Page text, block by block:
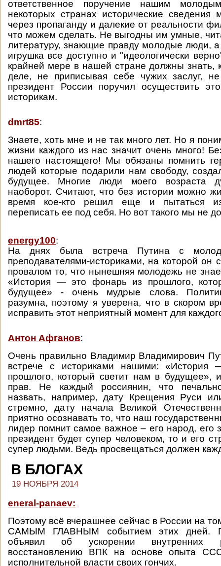
ответственное поручение нашим
некоторых странах исторические сведения
через пропаганду и далекие от реальности
что можем сделать. Не выгодны им умные,
литературу, знающие правду молодые люди,
игрушка все доступно и "идеологически
крайней мере в нашей стране должны знать,
деле, не приписывая себе чужих заслуг,
президент России поручил осуществить
историкам.
dmrt85:
Знаете, хоть мне и не так много лет. Но я
жизни каждого из нас значит очень много!
нашего настоящего! Мы обязаны помнить
людей которые подарили нам свободу,
будущее. Многие люди моего возраста
наоборот. Считают, что без истории можно
время кое-кто решил еще и пытаться
переписать ее под себя. Но вот такого мы не
energy100:
На днях была встреча Путина с
преподавателями-историками, на которой он
провалом то, что нынешняя молодежь не
«История — это фонарь из прошлого,
будущее» - очень мудрые слова.
разумна, поэтому я уверена, что в скором
исправить этот неприятный момент для
Антон Афганов:
Очень правильно Владимир Владимирович
встрече с историками нашими:
прошлого, который светит нам в будущее»,
прав. Не каждый россиянин, что
назвать, например, дату Крещения Руси
стремно, дату начала Великой
приятно осознавать то, что наш
лидер помнит самое важное – его народ, его
президент будет супер человеком, то и его
супер людьми. Ведь просвещаться должен
В БЛОГАХ
19 НОЯБРЯ 2014
eneral-panaev:
Поэтому всё вчерашнее сейчас в России на
САМЫМ ГЛАВНЫМ событием этих дней.
объявил об ускорении внутренних
восстановлению ВПК на основе опыта
исполнительной власти своих гончих.